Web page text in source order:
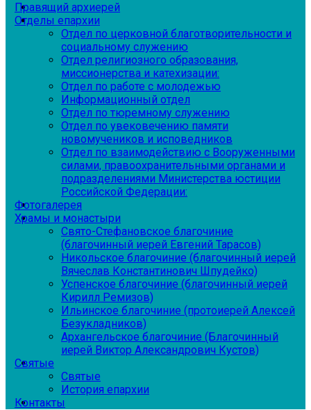
Правящий архиерей
Отделы епархии
Отдел по церковной благотворительности и
социальному служению
Отдел религиозного образования,
миссионерства и катехизации:
Отдел по работе с молодежью
Информационный отдел
Отдел по тюремному служению
Отдел по увековечению памяти
новомучеников и исповедников
Отдел по взаимодействию с Вооруженными
силами, правоохранительными органами и
подразделениями Министерства юстиции
Российской Федерации:
Фотогалерея
Храмы и монастыри
Свято-Стефановское благочиние
(благочинный иерей Евгений Тарасов)
Никольское благочиние (благочинный иерей
Вячеслав Константинович Шпудейко)
Успенское благочиние (благочинный иерей
Кирилл Ремизов)
Ильинское благочиние (протоиерей Алексей
Безукладников)
Архангельское благочиние (Благочинный
иерей Виктор Александрович Кустов)
Святые
Святые
История епархии
Контакты